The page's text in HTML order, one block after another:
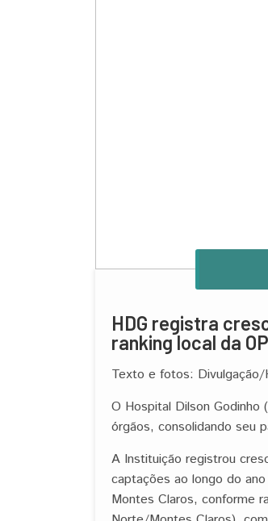
HDG registra
ranking local da
Texto e fotos: Divulgação/
O Hospital Dilson
órgãos, consolidando seu
A Instituição registrou
captações ao longo do
Montes Claros, conforme